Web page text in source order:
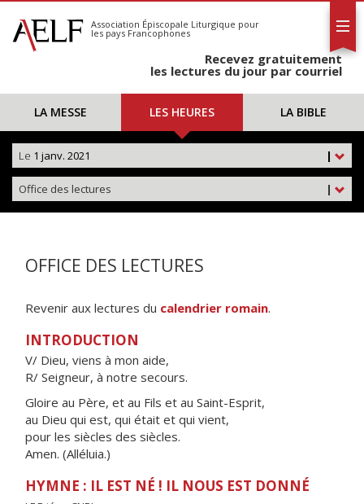
S'abonner
Calendrier
Association Épiscopale Liturgique pour
les pays Francophones
Recevez gratuitement
les lectures du jour par courriel
LA MESSE LES HEURES LA BIBLE
|
Le 1 janv. 2021
|
Office des lectures
OFFICE DES LECTURES
Revenir aux lectures du calendrier romain.
INTRODUCTION
V/ Dieu, viens à mon aide,
R/ Seigneur, à notre secours.
Gloire au Père, et au Fils et au Saint-Esprit,
au Dieu qui est, qui était et qui vient,
pour les siècles des siècles.
Amen. (Alléluia.)
HYMNE : IL EST NÉ ! IL NOUS EST DONNÉ